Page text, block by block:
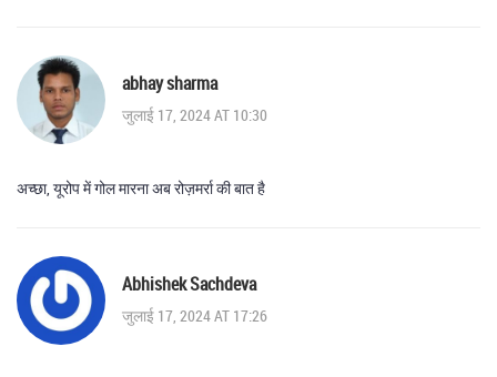
abhay sharma
जुलाई 17, 2024 AT 10:30
अच्छा, यूरोप में गोल मारना अब रोज़मर्रा की बात है
Abhishek Sachdeva
जुलाई 17, 2024 AT 17:26